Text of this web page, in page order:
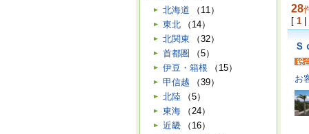
北海道
（11）
東北
（14）
北関東
（32）
首都圏
（5）
伊豆・箱根
（15）
甲信越
（39）
北陸
（5）
東海
（24）
近畿
（16）
28
[ 1
Ｓ
お